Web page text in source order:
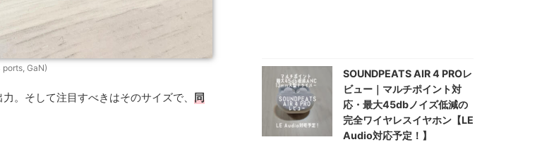
GaN)
。そして注目すべきはそのサイズで、 同
SOUNDPEATS AIR 4 PROレ
ビュー｜マルチポイント対
応・最大45dbノイズ低減の
完全ワイヤレスイヤホン【LE
Audio対応予定！】